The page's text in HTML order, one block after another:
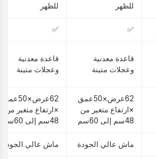
للظهر
للظهر
✅
✅
قاعدة معدنية
وعجلات متينة
قاعدة معدنية
وعجلات متينة
62عرض×50عمق
×ارتفاع متغير من
48سم إلى 60سم
62عرض×50عمق
×ارتفاع متغير من
48سم إلى 60سم
ماش عالي الجودة ماش عالي الجودة